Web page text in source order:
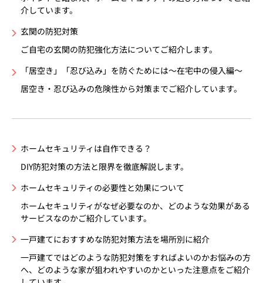
介しています。
玄関の防犯対策
ご自宅の玄関の防犯強化方法についてご紹介します。
「居空き」「忍び込み」を防ぐためには～在宅中の侵入編～
居空き・忍び込みの危険性から対策までご紹介しています。
ホームセキュリティは自作できる？
DIY防犯対策の方法と限界を徹底解説します。
ホームセキュリティの必要性と効果について
ホームセキュリティがなぜ必要なのか、どのような効果がある
サービスなのかご紹介しています。
一戸建てにおすすめな防犯対策方法を場所別に紹介
一戸建てではどのような防犯対策をすればよいのかお悩みの方
へ、どのような家が狙われやすいのかといった注意点をご紹介